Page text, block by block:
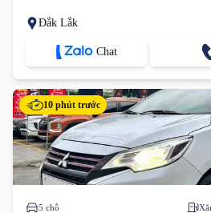
Đắk Lắk
Chat
10 phút trước
5 chỗ